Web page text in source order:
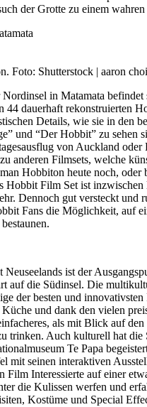
der Grotte zu einem
Foto: Shutterstock | aaron choi
in Matamata befindet
44 dauerhaft rekonstruierten
Details, wie sie in den
und “Der Hobbit” zu sehen
von Auckland oder
anderen Filmsets, welche
Hobbiton heute noch, oder
Hobbit Film Set ist inzwischen
Dennoch gut versteckt und
Fans die Möglichkeit, auf
Neuseelands ist der
auf die Südinsel. Die
der besten und innovativsten
und dank den vielen
als mit Blick auf
trinken. Auch kulturell hat die
Te Papa
mit seinen interaktiven
Film Interessierte auf einer
die Kulissen werfen und
Kostüme und Special